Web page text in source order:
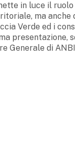
in luce il
ma anche
Verde ed i
presentazione,
Generale di